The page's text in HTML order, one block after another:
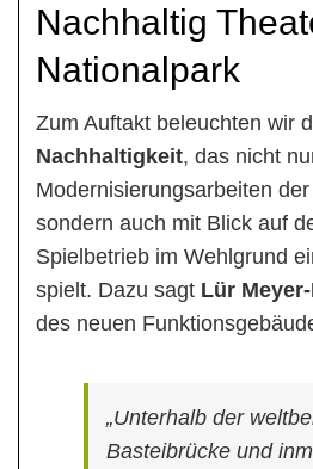
Nachhaltig
Nationalpark
Zum Auftakt beleuchten wir
Nachhaltigkeit, das nicht
Modernisierungsarbeiten
sondern auch mit Blick auf
Spielbetrieb im Wehlgrund
spielt. Dazu sagt Lür
des neuen
„Unterhalb der
Basteibrücke und